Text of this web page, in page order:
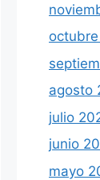
agosto
julio
junio
mayo